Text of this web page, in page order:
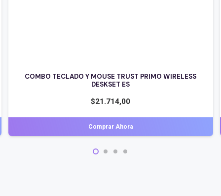
COMBO TECLADO Y MOUSE TRUST PRIMO WIRELESS
DESKSET ES
$21.714,00
Comprar Ahora